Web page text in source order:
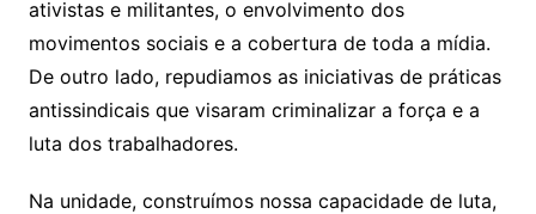
ativistas e militantes, o envolvimento dos
movimentos sociais e a cobertura de toda a mídia.
De outro lado, repudiamos as iniciativas de práticas
antissindicais que visaram criminalizar a força e a
luta dos trabalhadores.
Na unidade, construímos nossa capacidade de luta,